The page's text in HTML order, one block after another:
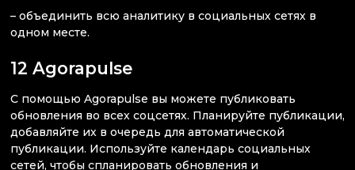
– объединить всю аналитику в социальных сетях в
одном месте.
12 Agorapulse
С помощью Agorapulse вы можете публиковать
обновления во всех соцсетях. Планируйте публикации,
добавляйте их в очередь для автоматической
публикации. Используйте календарь социальных
сетей, чтобы спланировать обновления и